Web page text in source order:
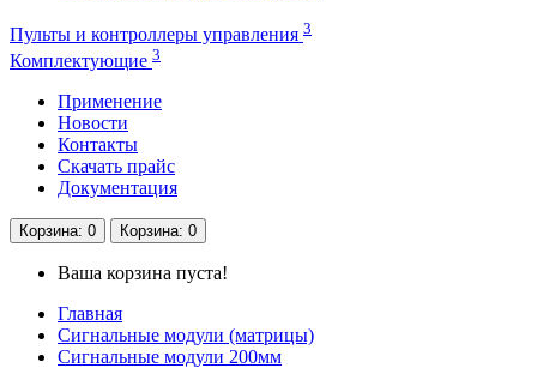
Пульты и контроллеры управления 3
Комплектующие 3
Применение
Новости
Контакты
Скачать прайс
Документация
Корзина: 0 Корзина: 0
Ваша корзина пуста!
Главная
Сигнальные модули (матрицы)
Сигнальные модули 200мм